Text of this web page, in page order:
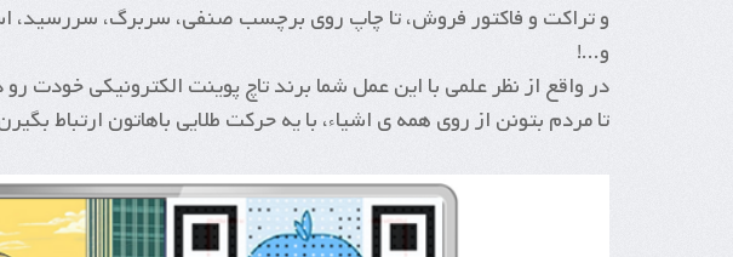
و تراکت و فاکتور فروش، تا چاپ روی برچسب صنفی، سربرگ، سررسید،
و...!
در واقع از نظر علمی با این عمل شما برند تاچ پوینت الکترونیکی خودت
تا مردم بتونن از روی همه ی اشیاء، با یه حرکت طلایی باهاتون ارتباط